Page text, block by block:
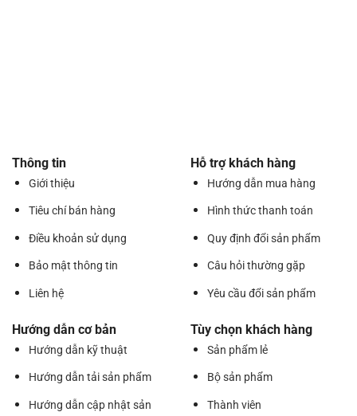
Thông tin
Giới thiệu
Tiêu chí bán hàng
Điều khoản sử dụng
Bảo mật thông tin
Liên hệ
Hỗ trợ khách hàng
Hướng dẫn mua hàng
Hình thức thanh toán
Quy định đổi sản phẩm
Câu hỏi thường gặp
Yêu cầu đổi sản phẩm
Hướng dẫn cơ bản
Hướng dẫn kỹ thuật
Hướng dẫn tải sản phẩm
Hướng dẫn cập nhật sản
Tùy chọn khách hàng
Sản phẩm lẻ
Bộ sản phẩm
Thành viên